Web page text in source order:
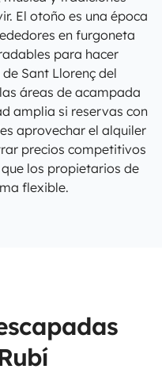
El otoño es una época
en furgoneta
para hacer
Sant Llorenç del
áreas de acampada
amplia si reservas con
aprovechar el alquiler
precios competitivos
los propietarios de
flexible.